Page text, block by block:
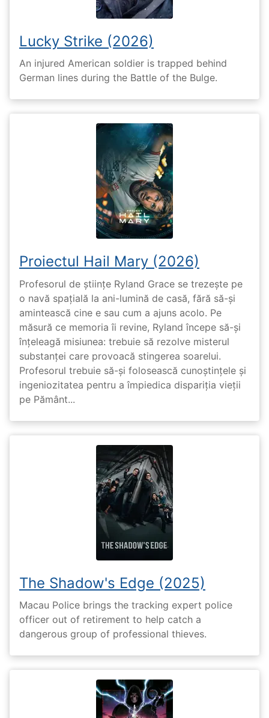
Lucky Strike (2026)
An injured American soldier is trapped behind
German lines during the Battle of the Bulge.
Proiectul Hail Mary (2026)
Profesorul de științe Ryland Grace se trezește pe
o navă spațială la ani-lumină de casă, fără să-și
amintească cine e sau cum a ajuns acolo. Pe
măsură ce memoria îi revine, Ryland începe să-și
înțeleagă misiunea: trebuie să rezolve misterul
substanței care provoacă stingerea soarelui.
Profesorul trebuie să-și folosească cunoștințele și
ingeniozitatea pentru a împiedica dispariția vieții
pe Pământ...
The Shadow's Edge (2025)
Macau Police brings the tracking expert police
officer out of retirement to help catch a
dangerous group of professional thieves.